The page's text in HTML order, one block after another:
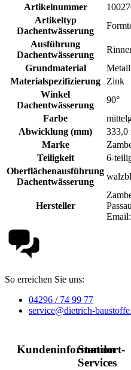
Artikelnummer
Artikeltyp
Dachentwässerung
Ausführung
Dachentwässerung
Grundmaterial
Metall
Materialspezifizierung
Zink
Winkel
Dachentwässerung
90°
Farbe
Abwicklung (mm)
333,0
Marke
Teiligkeit
6-
Oberflächenausführung
Dachentwässerung
Hersteller
Email:
So erreichen Sie uns:
04296 / 74 99 77
service@dietrich-
Kundeninformation
Standort-
Services